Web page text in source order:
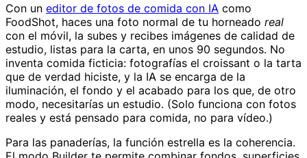
Con un editor de fotos de comida con IA como
FoodShot, haces una foto normal de tu horneado real
con el móvil, la subes y recibes imágenes de calidad de
estudio, listas para la carta, en unos 90 segundos. No
inventa comida ficticia: fotografías el croissant o la tarta
que de verdad hiciste, y la IA se encarga de la
iluminación, el fondo y el acabado para los que, de otro
modo, necesitarías un estudio. (Solo funciona con fotos
reales y está pensado para comida, no para vídeo.)
Para las panaderías, la función estrella es la coherencia.